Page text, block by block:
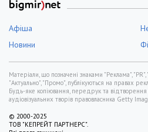
Афіша
Новини
Матеріали, що позначені знаками "Реклама",
"Актуально", "Промо", публікуються на правах
Будь-яке копіювання, передрук та відтворення
аудіовізуальних творів правовласника Getty
© 2000-2025
ТОВ "КЕПРЕЙТ ПАРТНЕРС".